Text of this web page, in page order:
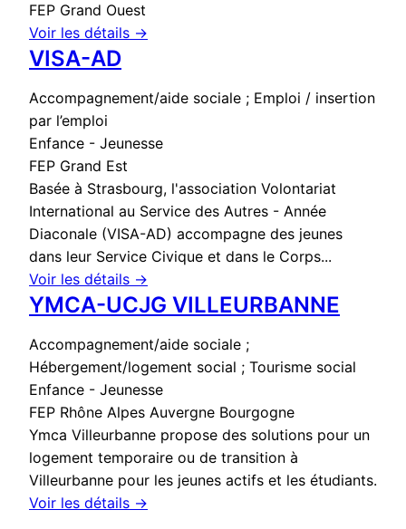
FEP Grand Ouest
Voir les détails →
VISA-AD
Accompagnement/aide sociale ; Emploi / insertion
par l’emploi
Enfance - Jeunesse
FEP Grand Est
Basée à Strasbourg, l'association Volontariat
International au Service des Autres - Année
Diaconale (VISA-AD) accompagne des jeunes
dans leur Service Civique et dans le Corps...
Voir les détails →
YMCA-UCJG VILLEURBANNE
Accompagnement/aide sociale ;
Hébergement/logement social ; Tourisme social
Enfance - Jeunesse
FEP Rhône Alpes Auvergne Bourgogne
Ymca Villeurbanne propose des solutions pour un
logement temporaire ou de transition à
Villeurbanne pour les jeunes actifs et les étudiants.
Voir les détails →